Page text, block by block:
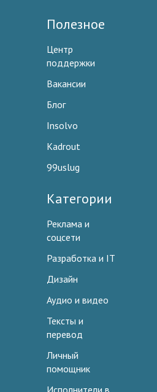
Полезное
Центр
поддержки
Вакансии
Блог
Insolvo
Kadrout
99uslug
Категории
Реклама и
соцсети
Разработка и IT
Дизайн
Аудио и видео
Тексты и
перевод
Личный
помощник